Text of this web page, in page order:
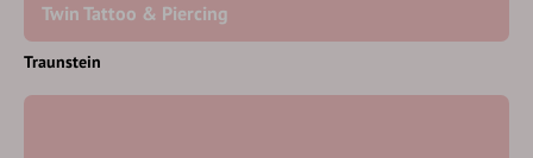
Twin Tattoo & Piercing
Traunstein